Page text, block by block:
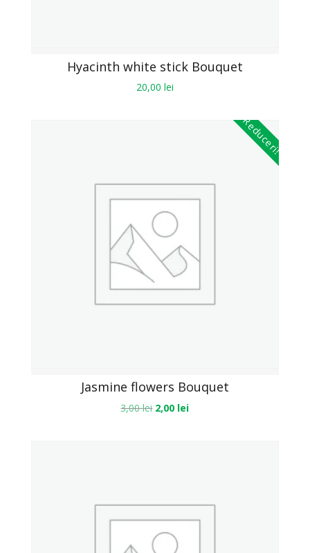
Hyacinth white stick Bouquet
20,00 lei
Reduceri!
Jasmine flowers Bouquet
3,00lei 2,00 lei